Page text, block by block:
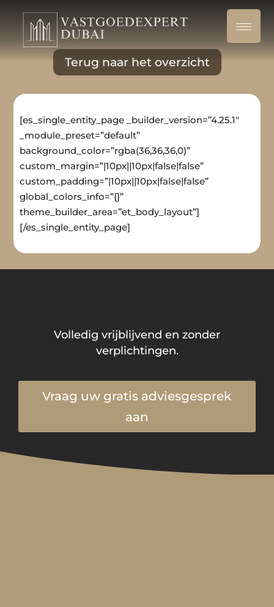
Terug naar het overzicht
[es_single_entity_page _builder_version=”4.25.1″
_module_preset=”default”
background_color=”rgba(36,36,36,0)”
custom_margin=”|10px||10px|false|false”
custom_padding=”|10px||10px|false|false”
global_colors_info=”{}”
theme_builder_area=”et_body_layout”]
[/es_single_entity_page]
Volledig vrijblijvend en zonder
verplichtingen.
Vraag uw gratis adviesgesprek
aan